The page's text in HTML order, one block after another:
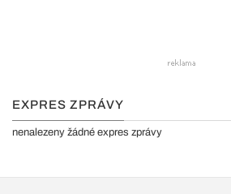
EXPRES ZPRÁVY
nenalezeny žádné expres zprávy